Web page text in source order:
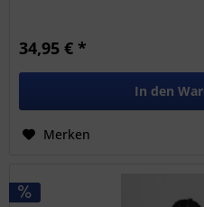
34,95 € *
In den
Merken